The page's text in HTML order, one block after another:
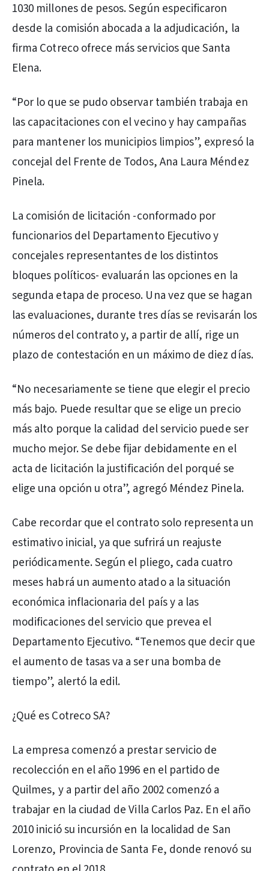
1030 millones de pesos. Según especificaron
desde la comisión abocada a la adjudicación, la
firma Cotreco ofrece más servicios que Santa
Elena.
“Por lo que se pudo observar también trabaja en
las capacitaciones con el vecino y hay campañas
para mantener los municipios limpios”, expresó la
concejal del Frente de Todos, Ana Laura Méndez
Pinela.
La comisión de licitación -conformado por
funcionarios del Departamento Ejecutivo y
concejales representantes de los distintos
bloques políticos- evaluarán las opciones en la
segunda etapa de proceso. Una vez que se hagan
las evaluaciones, durante tres días se revisarán los
números del contrato y, a partir de allí, rige un
plazo de contestación en un máximo de diez días.
“No necesariamente se tiene que elegir el precio
más bajo. Puede resultar que se elige un precio
más alto porque la calidad del servicio puede ser
mucho mejor. Se debe fijar debidamente en el
acta de licitación la justificación del porqué se
elige una opción u otra”, agregó Méndez Pinela.
Cabe recordar que el contrato solo representa un
estimativo inicial, ya que sufrirá un reajuste
periódicamente. Según el pliego, cada cuatro
meses habrá un aumento atado a la situación
económica inflacionaria del país y a las
modificaciones del servicio que prevea el
Departamento Ejecutivo. “Tenemos que decir que
el aumento de tasas va a ser una bomba de
tiempo”, alertó la edil.
¿Qué es Cotreco SA?
La empresa comenzó a prestar servicio de
recolección en el año 1996 en el partido de
Quilmes, y a partir del año 2002 comenzó a
trabajar en la ciudad de Villa Carlos Paz. En el año
2010 inició su incursión en la localidad de San
Lorenzo, Provincia de Santa Fe, donde renovó su